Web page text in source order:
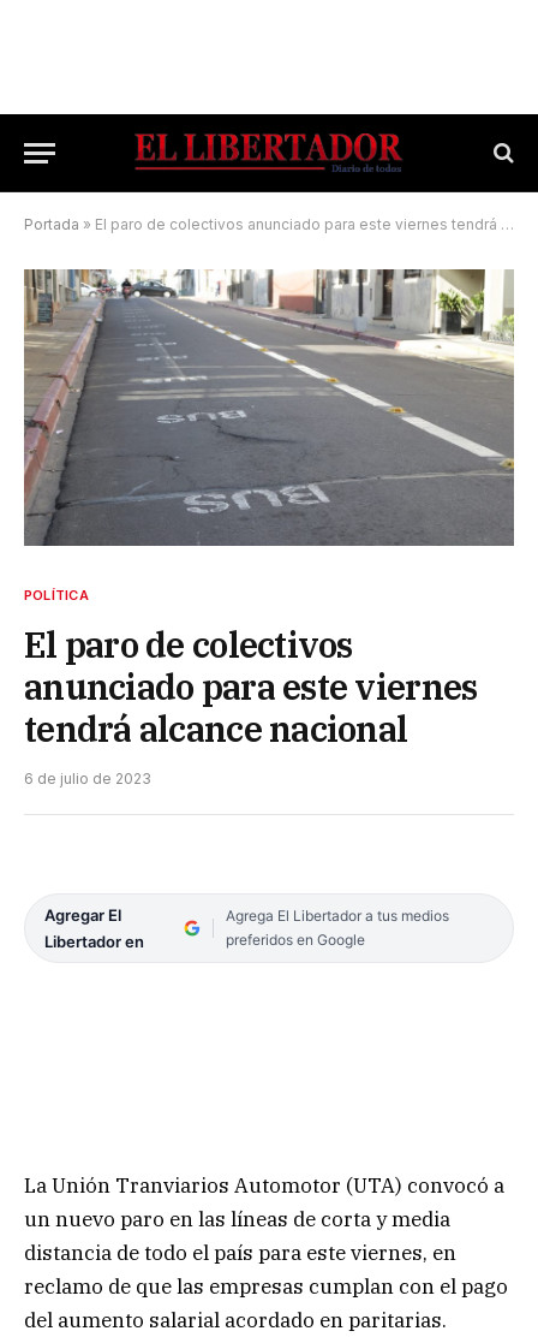
Portada » El paro de colectivos anunciado para este viernes tendrá alcance nacional
POLÍTICA
El paro de colectivos
anunciado para este viernes
tendrá alcance nacional
6 de julio de 2023
Agregar El
Libertador en
Agrega El Libertador a tus medios
preferidos en Google
La Unión Tranviarios Automotor (UTA) convocó a
un nuevo paro en las líneas de corta y media
distancia de todo el país para este viernes, en
reclamo de que las empresas cumplan con el pago
del aumento salarial acordado en paritarias.